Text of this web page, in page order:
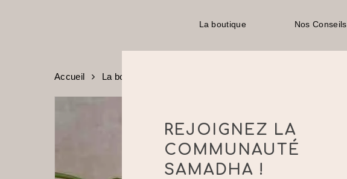
La boutique Nos Conseils
Accueil La boutique
REJOIGNEZ LA
COMMUNAUTÉ
SAMADHA !